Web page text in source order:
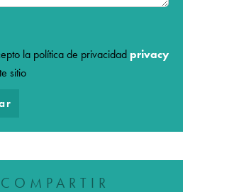
la política de privacidad privacy
sitio
COMPARTIR